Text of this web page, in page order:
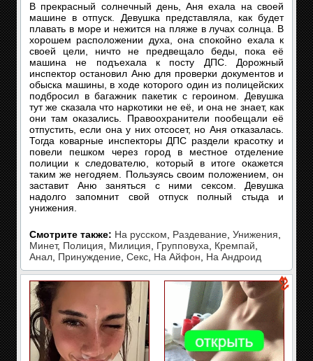
В прекрасный солнечный день, Аня ехала на своей
машине в отпуск. Девушка представляла, как будет
плавать в море и нежится на пляже в лучах солнца. В
хорошем расположении духа, она спокойно ехала к
своей цели, ничто не предвещало беды, пока её
машина не подъехала к посту ДПС. Дорожный
инспектор остановил Аню для проверки документов и
обыска машины, в ходе которого один из полицейских
подбросил в багажник пакетик с героином. Девушка
тут же сказала что наркотики не её, и она не знает, как
они там оказались. Правоохранители пообещали её
отпустить, если она у них отсосет, но Аня отказалась.
Тогда коварные инспекторы ДПС раздели красотку и
повели пешком через город в местное отделение
полиции к следователю, который в итоге окажется
таким же негодяем. Пользуясь своим положением, он
заставит Аню заняться с ними сексом. Девушка
надолго запомнит свой отпуск полный стыда и
унижения.
Смотрите также: На русском Раздевание Унижения
Минет, Полиция Милиция Групповуха Кремпай
Анал Принуждение Секс На Айфон На Андроид